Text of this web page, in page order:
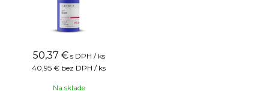
50,37 € s DPH / ks
40,95 € bez DPH / ks
Na sklade